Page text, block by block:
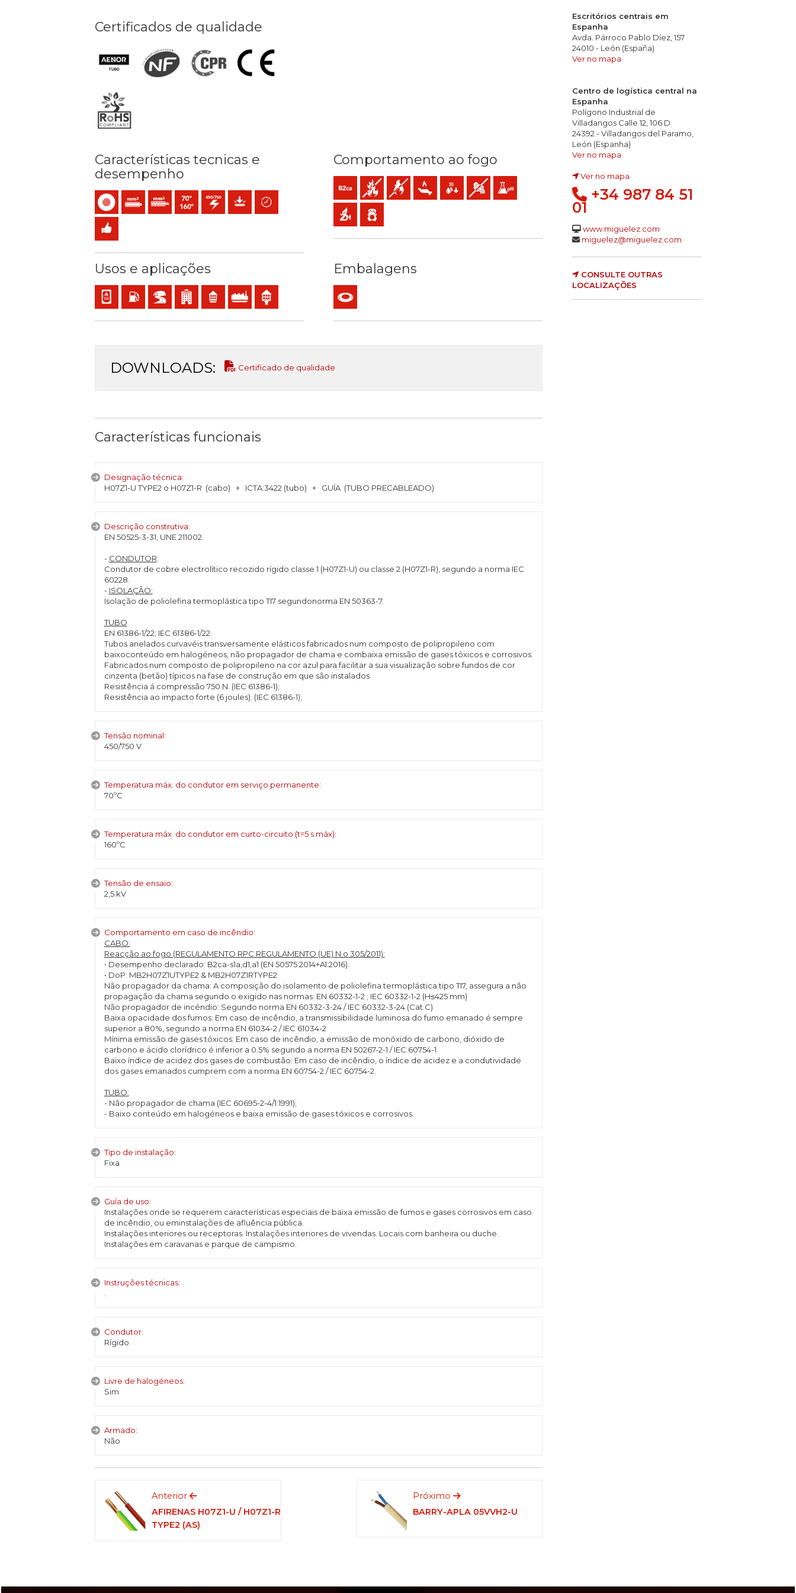
Certificados de qualidade
Características tecnicas e
desempenho
MonocondutorCondutor rígido maciço (classe 1) mm2
Condutor rígido cableado (classe 2) mm2
Temperatura máx. serviço: 70ºC / 160ºC
450 / 750 V C.A.Proteção mecânica
Poupança de tempo
Fácil instalação
Comportamento ao fogo
B2ca-s1a,d1,a1 (reacção ao fogo)
Não propagador do incêndio
Não propagador da chama
Baixa emissão de calor
Baixa produção de gotículas incandescentes
Baixa opacidade e produção de fumo
Baixa acidez e condutividade dos gases: pH<4,3 2,5 µS/mm
Sem halogéneos
Baixa emissão de gases tóxicos
Usos e aplicações
Cablagem interna de equipamentos e painéis
Instalações com risco de incêndio ou explosão
BD2, BD3, BD4 (arranha-céus, túneis…)
Estabelecimentos recebendo público
ResidencialUso industrialUtilização interior
Embalagens
DOWNLOADS: Certificado de qualidade
Características funcionais
Designação técnica:
H07Z1-U TYPE2 o H07Z1-R (cabo) + ICTA:3422 (tubo) + GUÍA (TUBO PRECABLEADO)
Descrição construtiva:
EN 50525-3-31, UNE 211002.
- CONDUTOR:
Condutor de cobre electrolítico recozido rígido classe 1 (H07Z1-U) ou classe 2 (H07Z1-R), segundo a norma IEC
60228.
- ISOLAÇÃO:
Isolação de poliolefina termoplástica tipo TI7 segundonorma EN 50363-7.
TUBO
EN 61386-1/22; IEC 61386-1/22
Tubos anelados curvavéis transversamente elásticos fabricados num composto de polipropileno com
baixoconteúdo em halogéneos, não propagador de chama e combaixa emissão de gases tóxicos e corrosivos.
Fabricados num composto de polipropileno na cor azul para facilitar a sua visualização sobre fundos de cor
cinzenta (betão) típicos na fase de construção em que são instalados.
Resistência á compressão 750 N. (IEC 61386-1);
Resistência ao impacto forte (6 joules). (IEC 61386-1);
Tensão nominal:
450/750 V
Temperatura máx. do condutor em serviço permanente:
70ºC
Temperatura máx. do condutor em curto-circuito (t=5 s máx):
160ºC
Tensão de ensaio:
2,5 kV
Comportamento em caso de incêndio:
CABO:
Reacção ao fogo (REGULAMENTO RPC REGULAMENTO (UE) N.o 305/2011):
• Desempenho declarado: B2ca-s1a,d1,a1 (EN 50575:2014+A1:2016).
• DoP: MB2H07Z1UTYPE2 & MB2H07Z1RTYPE2
Não propagador da chama: A composição do isolamento de poliolefina termoplástica tipo TI7, assegura a não
propagação da chama segundo o exigido nas normas: EN 60332-1-2 ; IEC 60332-1-2 (H≤425 mm)
Não propagador de incéndio: Segundo norma EN 60332-3-24 / IEC 60332-3-24 (Cat.C)
Baixa opacidade dos fumos: Em caso de incêndio, a transmissibilidade luminosa do fumo emanado é sempre
superior a 80%, segundo a norma EN 61034-2 / IEC 61034-2
Mínima emissão de gases tóxicos: Em caso de incêndio, a emissão de monóxido de carbono, dióxido de
carbono e ácido clorídrico é inferior a 0.5% segundo a norma EN 50267-2-1 / IEC 60754-1.
Baixo índice de acidez dos gases de combustão: Em caso de incêndio, o índice de acidez e a condutividade
dos gases emanados cumprem com a norma EN 60754-2 / IEC 60754-2.
TUBO:
- Não propagador de chama (IEC 60695-2-4/1:1991);
- Baixo conteúdo em halogéneos e baixa emissão de gases tóxicos e corrosivos.
Tipo de instalação:
Fixa
Guía de uso:
Instalações onde se requerem características especiais de baixa emissão de fumos e gases corrosivos em caso
de incêndio, ou eminstalações de afluência pública.
Instalações interiores ou receptoras. Instalações interiores de vivendas. Locais com banheira ou duche.
Instalações em caravanas e parque de campismo.
Instruções técnicas:
Condutor:
Rígido
Livre de halogéneos:
Sim
Armado:
Não
Anterior
AFIRENAS H07Z1-U / H07Z1-R
TYPE2 (AS)
Próximo
BARRY-APLA 05VVH2-U
Escritórios centrais em
Espanha
Avda. Párroco Pablo Díez, 157
24010 - León (España)
Ver no mapa
Centro de logística central na
Espanha
Polígono Industrial de
Villadangos Calle 12, 106 D
24392 - Villadangos del Paramo,
León (Espanha)
Ver no mapa
Ver no mapa
+34 987 84 51
01
www.miguelez.com
miguelez@miguelez.com
CONSULTE OUTRAS
LOCALIZAÇÕES